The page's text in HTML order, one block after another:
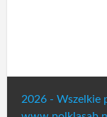
2026 - Wszelkie